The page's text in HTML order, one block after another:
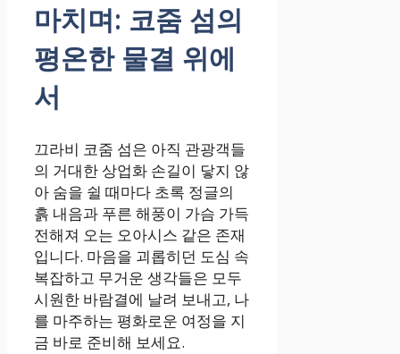
마치며: 코줌 섬의
평온한 물결 위에
서
끄라비 코줌 섬은 아직 관광객들
의 거대한 상업화 손길이 닿지 않
아 숨을 쉴 때마다 초록 정글의
흙 내음과 푸른 해풍이 가슴 가득
전해져 오는 오아시스 같은 존재
입니다. 마음을 괴롭히던 도심 속
복잡하고 무거운 생각들은 모두
시원한 바람결에 날려 보내고, 나
를 마주하는 평화로운 여정을 지
금 바로 준비해 보세요.